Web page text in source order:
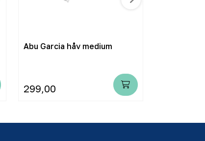
Abu Garcia håv medium
299,00